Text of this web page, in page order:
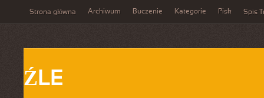
Strona główna Archiwum Buczenie Kategorie Pisk Spis
ŹLE